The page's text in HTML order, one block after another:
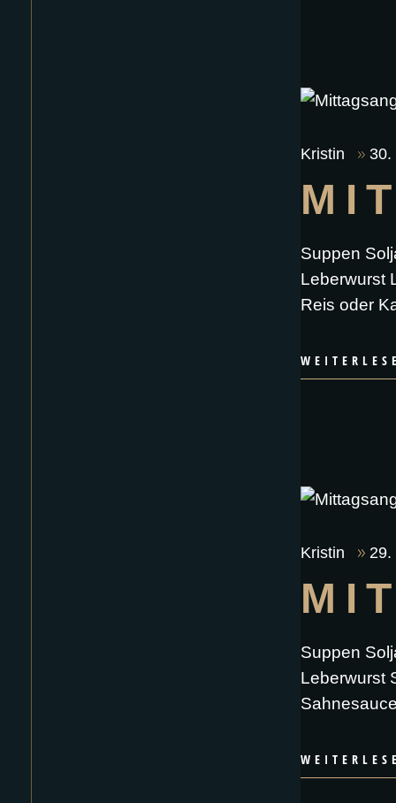
Kristin
Suppen
Leberwurst
Reis oder
Kristin
Suppen
Leberwurst